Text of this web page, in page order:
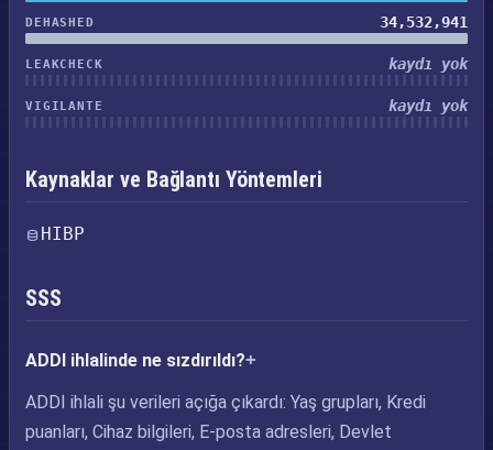
DEHASHED 34,532,941
LEAKCHECK kaydı yok
VIGILANTE kaydı yok
Kaynaklar ve Bağlantı Yöntemleri
HIBP
SSS
ADDI ihlalinde ne sızdırıldı?
ADDI ihlali şu verileri açığa çıkardı: Yaş grupları, Kredi
puanları, Cihaz bilgileri, E-posta adresleri, Devlet